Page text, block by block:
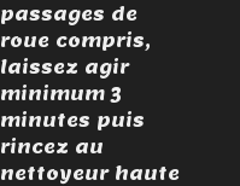
passages de
roue compris,
laissez agir
minimum 3
minutes puis
rincez au
nettoyeur haute